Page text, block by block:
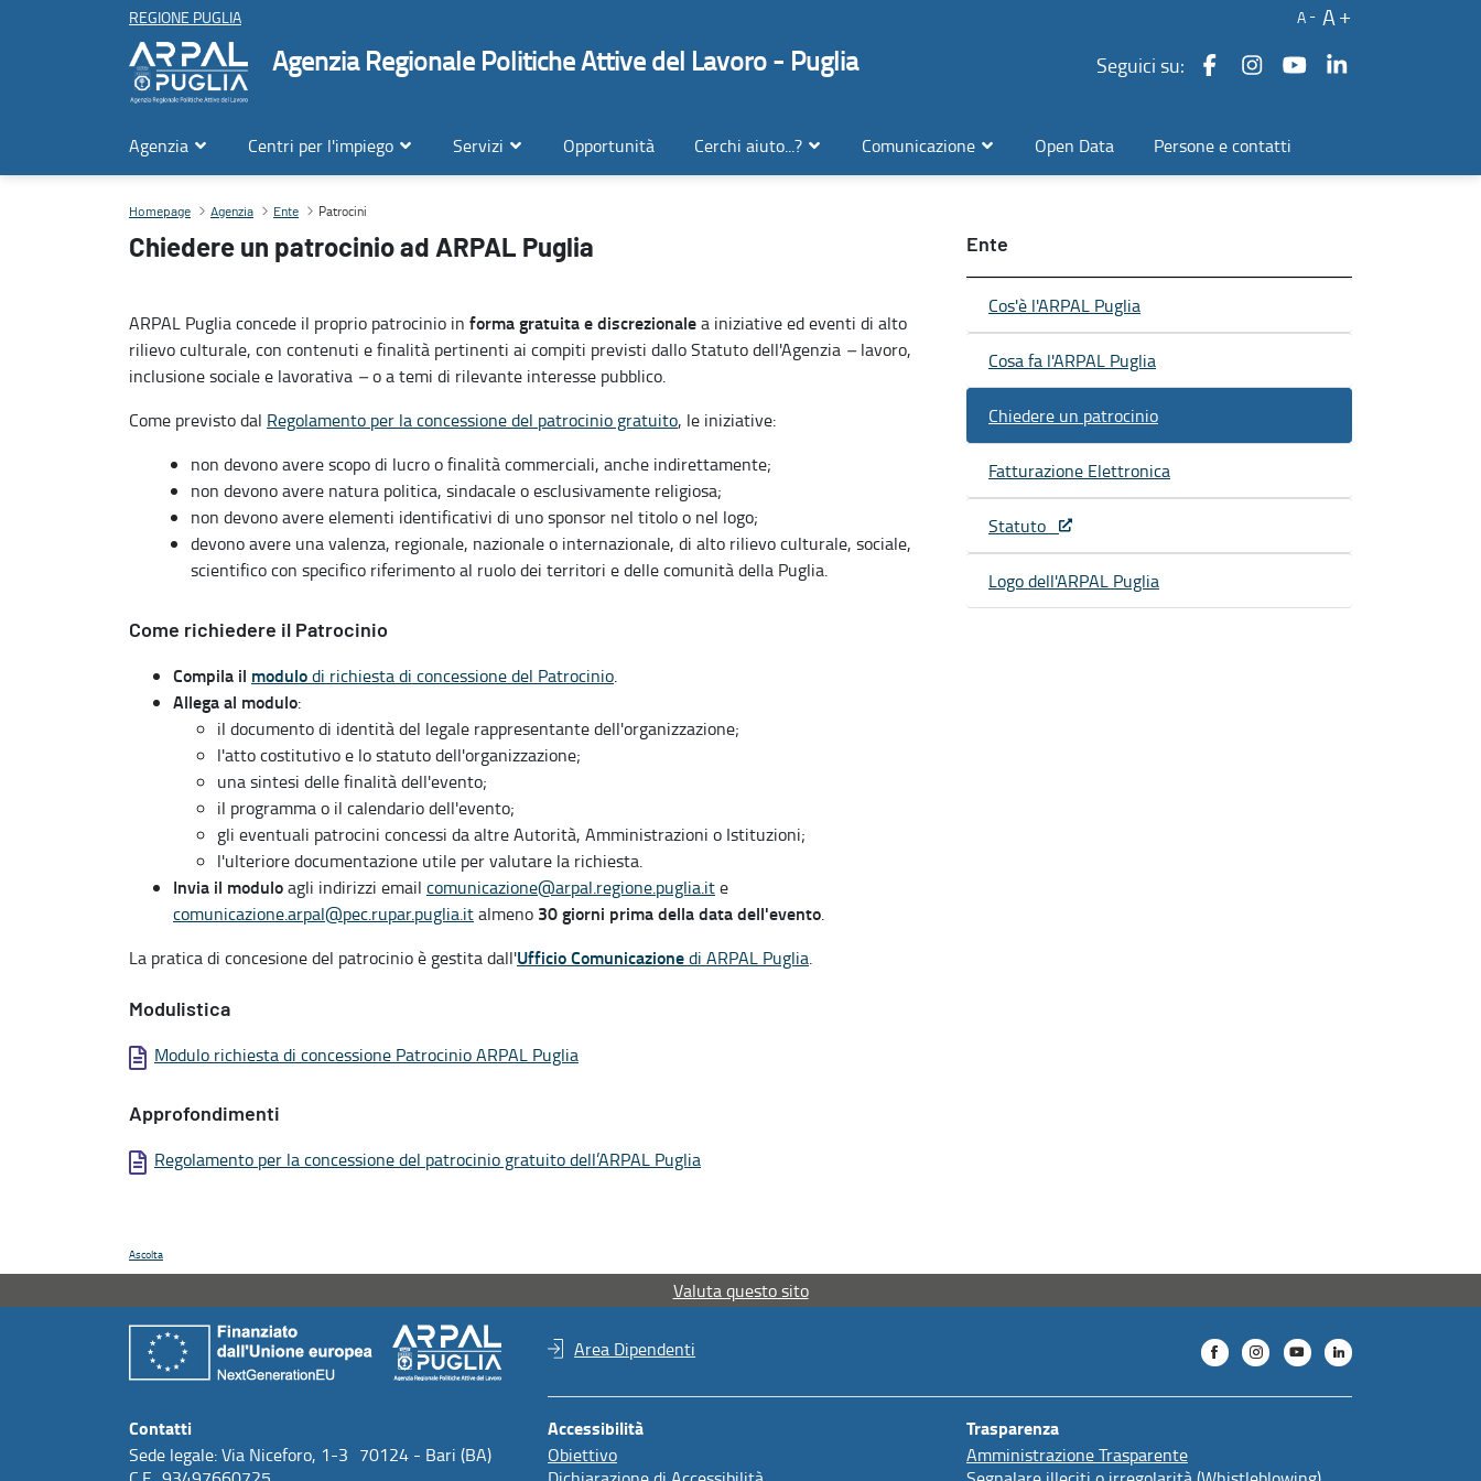
REGIONE PUGLIA A A
Agenzia Regionale Politiche Attive del Lavoro - Puglia Seguici su:
Agenzia Centri per l'impiego Servizi Opportunità Cerchi aiuto...? Comunicazione Open Data Persone e contatti
Contenuto principale
Homepage Agenzia Ente Patrocini
Chiedere un patrocinio ad ARPAL Puglia
ARPAL Puglia concede il proprio patrocinio in forma gratuita e discrezionalea iniziative ed eventi di alto
rilievo culturale, con contenuti e finalità pertinenti ai compiti previsti dallo Statuto dell'Agenzia –lavoro,
inclusione sociale e lavorativa –o a temi di rilevante interesse pubblico.
Come previsto dal Regolamento per la concessione del patrocinio gratuito, le iniziative:
non devono avere scopo di lucro o finalità commerciali, anche indirettamente;
non devono avere natura politica, sindacale o esclusivamente religiosa;
non devono avere elementi identificativi di uno sponsor nel titolo o nel logo;
devono avere una valenza, regionale, nazionale o internazionale, di alto rilievo culturale, sociale,
scientifico con specifico riferimento al ruolo dei territori e delle comunità della Puglia.
Come richiedere il Patrocinio
Compila il modulodi richiesta di concessione del Patrocinio.
Allega al modulo:
il documento di identità del legale rappresentante dell'organizzazione;
l'atto costitutivo e lo statuto dell'organizzazione;
una sintesi delle finalità dell'evento;
il programma o il calendario dell'evento;
gli eventuali patrocini concessi da altre Autorità, Amministrazioni o Istituzioni;
l'ulteriore documentazione utile per valutare la richiesta.
Invia il moduloagli indirizzi email comunicazione@arpal.regione.puglia.ite
comunicazione.arpal@pec.rupar.puglia.italmeno 30 giorni prima della data dell'evento.
La pratica di concesione del patrocinio è gestita dall'Ufficio Comunicazionedi ARPAL Puglia.
Modulistica
Modulo richiesta di concessione Patrocinio ARPAL Puglia
Approfondimenti
Regolamento per la concessione del patrocinio gratuito dell’ARPAL Puglia
Ente
Cos'è l'ARPAL Puglia
Cosa fa l'ARPAL Puglia
Chiedere un patrocinio
Fatturazione Elettronica
Statuto
Logo dell'ARPAL Puglia
Ascolta
Valuta questo sito
Area Dipendenti
Contatti
Sede legale: Via Niceforo, 1-3 70124 - Bari (BA)
Accessibilità
Obiettivo
Trasparenza
Amministrazione Trasparente